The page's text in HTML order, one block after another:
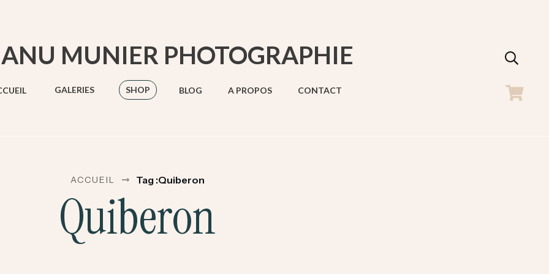
MUNIER PHOTOGRAPHIE
GALERIES SHOP BLOG A PROPOS CONTACT
ACCUEIL Tag :Quiberon
Quiberon